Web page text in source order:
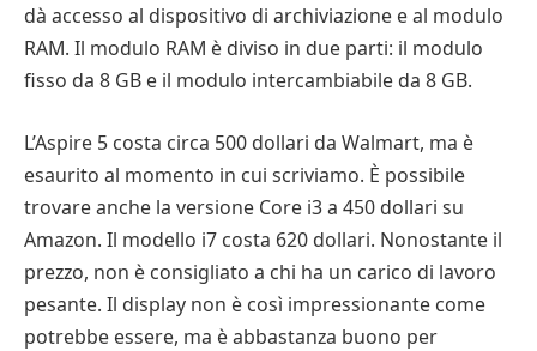
dà accesso al dispositivo di archiviazione e al modulo
RAM. Il modulo RAM è diviso in due parti: il modulo
fisso da 8 GB e il modulo intercambiabile da 8 GB.
L’Aspire 5 costa circa 500 dollari da Walmart, ma è
esaurito al momento in cui scriviamo. È possibile
trovare anche la versione Core i3 a 450 dollari su
Amazon. Il modello i7 costa 620 dollari. Nonostante il
prezzo, non è consigliato a chi ha un carico di lavoro
pesante. Il display non è così impressionante come
potrebbe essere, ma è abbastanza buono per